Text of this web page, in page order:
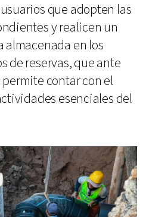
que adopten las
y realicen un
almacenada en los
de reservas, que ante
contar con el
esenciales del